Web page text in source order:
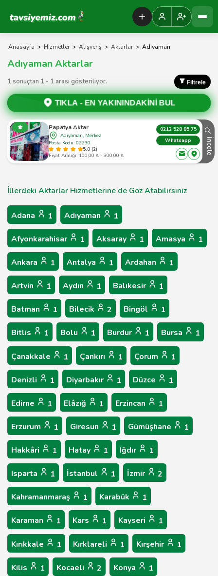
Tavsiyemiz Anasayfa
Anasayfa > Hizmetler > Alışveriş > Aktarlar > Adıyaman
Adıyaman Aktarlar
1 sonuçtan 1 - 1 arası gösteriliyor. Filtrele
TIKLA - EN YAKININDAKİNİ BUL
Papatya Aktar
Adıyaman, Merkez
Posta Kodu: 02230
5.0 (2)
Fiyat Aralığı: 100,00 ₺ - 300,00 ₺
0212 528 85 75
Whatsapp
İncele
İllerdeki Aktarlar Hizmetlerine de Göz Atabilirsiniz
Adana 1 Adıyaman 1
Afyonkarahisar 1 Aksaray 1 Amasya 1
Ankara 1 Antalya 1 Ardahan 1
Artvin 1 Aydın 1 Balıkesir 1
Batman 1 Bilecik 2 Bingöl 1
Bitlis 1 Bolu 1 Burdur 1 Bursa 1
Çanakkale 1 Çankırı 1 Çorum 1
Denizli 1 Diyarbakır 1 Düzce 1
Edirne 1 Elâzığ 1 Erzincan 1
Erzurum 1 Giresun 1 Gümüşhane 1
Hakkâri 1 Hatay 1 Iğdır 1
Isparta 1 İstanbul 1 İzmir 2
Kahramanmaraş 1 Karabük 1
Karaman 1 Kars 1 Kayseri 1
Kırıkkale 1 Kırklareli 1 Kırşehir 1
Kilis 1 Kocaeli 2 Konya 1